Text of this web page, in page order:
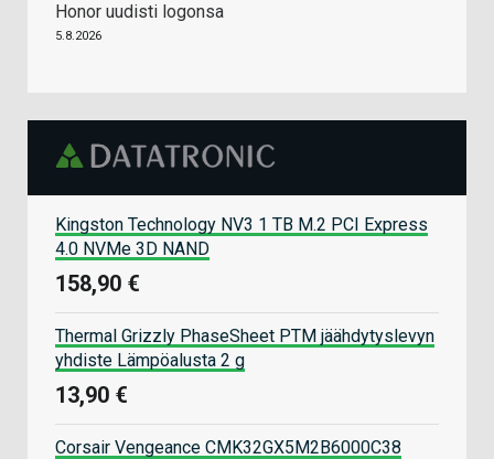
Honor uudisti logonsa
5.8.2026
Kingston Technology NV3 1 TB M.2 PCI Express
4.0 NVMe 3D NAND
158,90 €
Thermal Grizzly PhaseSheet PTM jäähdytyslevyn
yhdiste Lämpöalusta 2 g
13,90 €
Corsair Vengeance CMK32GX5M2B6000C38